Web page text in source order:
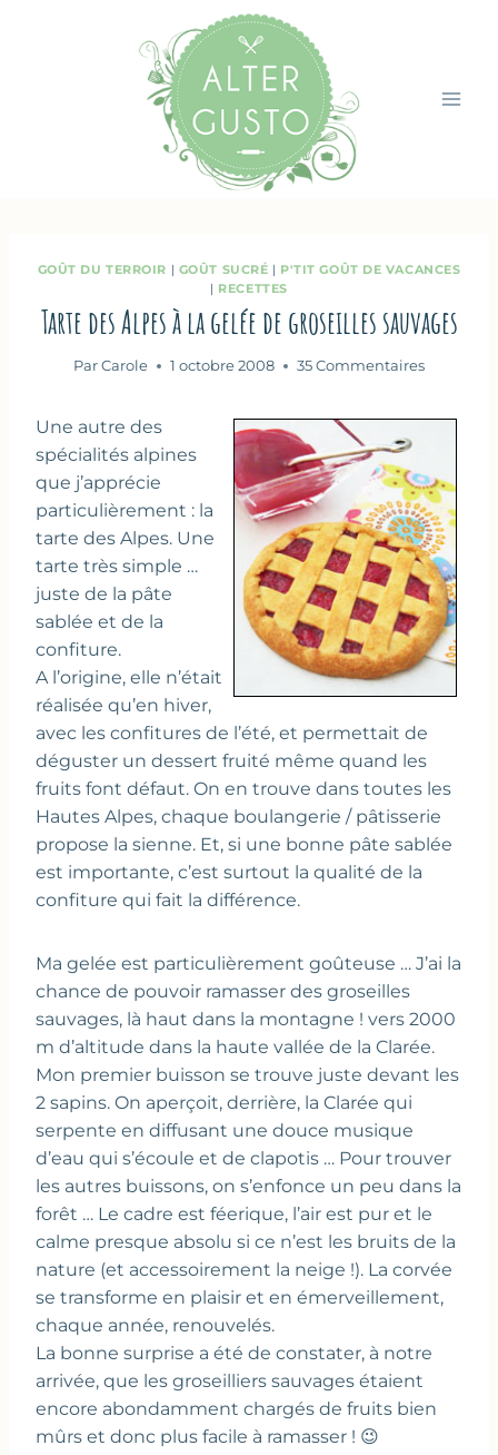
GOÛT DU TERROIR | GOÛT SUCRÉ | P'TIT GOÛT DE VACANCES
| RECETTES
Tarte des Alpes à la gelée de groseilles sauvages
Par Carole 1 octobre 2008 35 Commentaires
Une autre des
spécialités alpines
que j’apprécie
particulièrement : la
tarte des Alpes. Une
tarte très simple …
juste de la pâte
sablée et de la
confiture.
A l’origine, elle n’était
réalisée qu’en hiver,
avec les confitures de l’été, et permettait de
déguster un dessert fruité même quand les
fruits font défaut. On en trouve dans toutes les
Hautes Alpes, chaque boulangerie / pâtisserie
propose la sienne. Et, si une bonne pâte sablée
est importante, c’est surtout la qualité de la
confiture qui fait la différence.
Ma gelée est particulièrement goûteuse … J’ai la
chance de pouvoir ramasser des groseilles
sauvages, là haut dans la montagne ! vers 2000
m d’altitude dans la haute vallée de la Clarée.
Mon premier buisson se trouve juste devant les
2 sapins. On aperçoit, derrière, la Clarée qui
serpente en diffusant une douce musique
d’eau qui s’écoule et de clapotis … Pour trouver
les autres buissons, on s’enfonce un peu dans la
forêt … Le cadre est féerique, l’air est pur et le
calme presque absolu si ce n’est les bruits de la
nature (et accessoirement la neige !). La corvée
se transforme en plaisir et en émerveillement,
chaque année, renouvelés.
La bonne surprise a été de constater, à notre
arrivée, que les groseilliers sauvages étaient
encore abondamment chargés de fruits bien
mûrs et donc plus facile à ramasser ! 😉